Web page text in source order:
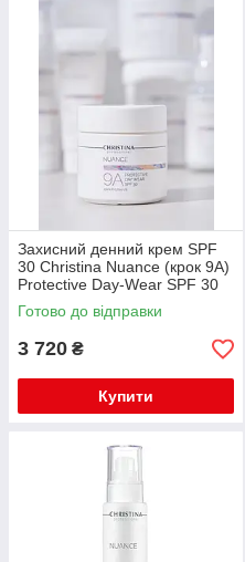
Захисний денний крем SPF
30 Christina Nuance (крок 9А)
Protective Day-Wear SPF 30
150 мл
Готово до відправки
3 720 ₴
Купити